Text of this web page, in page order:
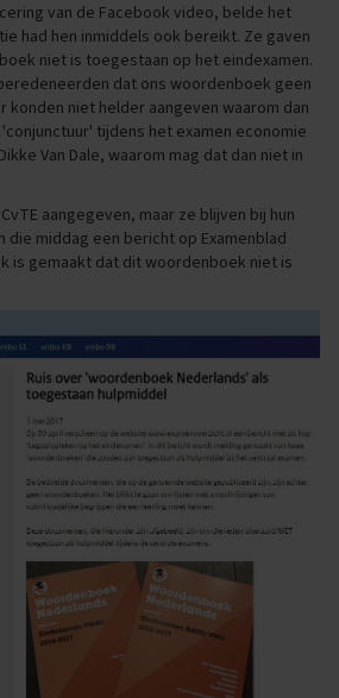
van de Facebook video, belde het
had hen inmiddels ook bereikt. Ze gaven
niet is toegestaan op het eindexamen.
dat ons woordenboek geen
konden niet helder aangeven waarom dan
tijdens het examen economie
Van Dale, waarom mag dat dan niet in
aangegeven, maar ze blijven bij hun
die middag een bericht op Examenblad
is gemaakt dat dit woordenboek niet is